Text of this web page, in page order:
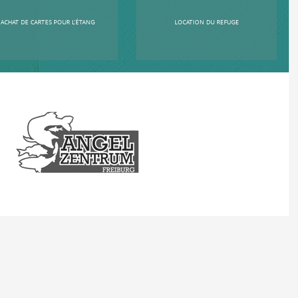
ACHAT DE CARTES POUR L’ÉTANG LOCATION DU REFUGE